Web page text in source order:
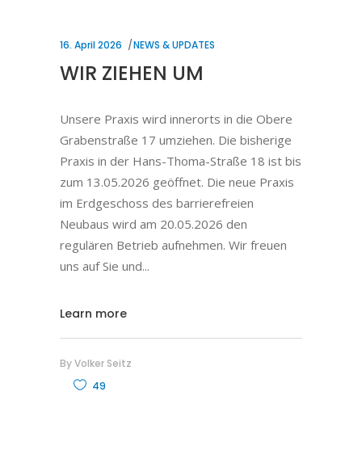
16. April 2026 NEWS & UPDATES
WIR ZIEHEN UM
Unsere Praxis wird innerorts in die Obere
Grabenstraße 17 umziehen. Die bisherige
Praxis in der Hans-Thoma-Straße 18 ist bis
zum 13.05.2026 geöffnet. Die neue Praxis
im Erdgeschoss des barrierefreien
Neubaus wird am 20.05.2026 den
regulären Betrieb aufnehmen. Wir freuen
uns auf Sie und
Learn more
ByVolker Seitz
49